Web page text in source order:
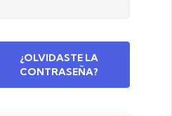
¿OLVIDASTE LA
CONTRASEÑA?